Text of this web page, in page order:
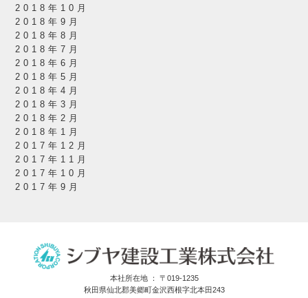
2018年10月
2018年9月
2018年8月
2018年7月
2018年6月
2018年5月
2018年4月
2018年3月
2018年2月
2018年1月
2017年12月
2017年11月
2017年10月
2017年9月
本社所在地 ： 〒019-1235
秋田県仙北郡美郷町金沢西根字北本田243